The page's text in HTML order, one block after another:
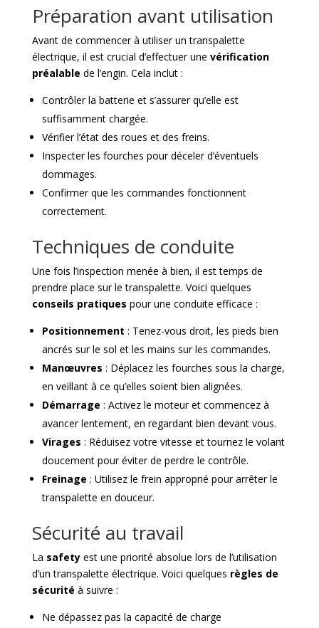
Préparation avant utilisation
Avant de commencer à utiliser un transpalette
électrique, il est crucial d’effectuer une vérification
préalable de l’engin. Cela inclut :
Contrôler la batterie et s’assurer qu’elle est
suffisamment chargée.
Vérifier l’état des roues et des freins.
Inspecter les fourches pour déceler d’éventuels
dommages.
Confirmer que les commandes fonctionnent
correctement.
Techniques de conduite
Une fois l’inspection menée à bien, il est temps de
prendre place sur le transpalette. Voici quelques
conseils pratiques pour une conduite efficace :
Positionnement : Tenez-vous droit, les pieds bien
ancrés sur le sol et les mains sur les commandes.
Manœuvres : Déplacez les fourches sous la charge,
en veillant à ce qu’elles soient bien alignées.
Démarrage : Activez le moteur et commencez à
avancer lentement, en regardant bien devant vous.
Virages : Réduisez votre vitesse et tournez le volant
doucement pour éviter de perdre le contrôle.
Freinage : Utilisez le frein approprié pour arrêter le
transpalette en douceur.
Sécurité au travail
La safetyest une priorité absolue lors de l’utilisation
d’un transpalette électrique. Voici quelques règles de
sécurité à suivre :
Ne dépassez pas la capacité de charge